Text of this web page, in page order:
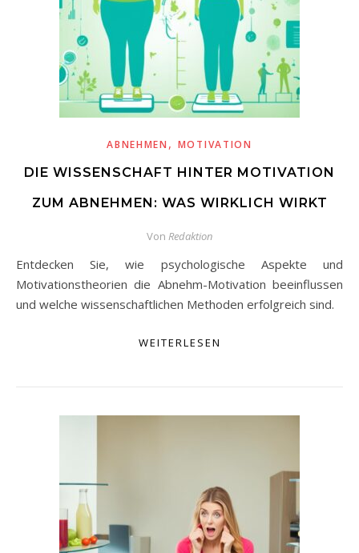
ABNEHMEN , MOTIVATION
DIE WISSENSCHAFT HINTER MOTIVATION
ZUM ABNEHMEN: WAS WIRKLICH WIRKT
Von Redaktion
Entdecken Sie, wie psychologische Aspekte und
Motivationstheorien die Abnehm-Motivation beeinflussen
und welche wissenschaftlichen Methoden erfolgreich sind.
WEITERLESEN